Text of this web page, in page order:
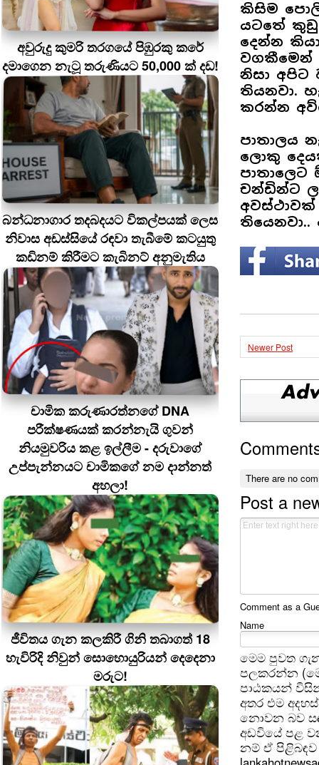
අවුරුදු කුමරි තරගයේ පිඹුරකු කරේ
දමාගෙන නැටූ තරුණියට 50,000 ක් දඩ!
බන්ධනාගාර තදබදයට විකල්පයක් ලෙස
නිවාස අඩස්සියේ රඳවා තැබීමේ කටයුතු
කඩිනම් කිරීමට කැබිනට් අනුමැතිය
චාමික කරුණාරත්නගේ DNA
පරීක්ෂණයක් කරන්නැයි ගුවන්
නියමුවරිය කළ ඉල්ලීම - දරුවාගේ
උප්පැන්නයට චාමිකගේ නම දාන්නත්
අහලා!
ජීවිතය ගැන කලකිරී ගිනි තබාගත් 18
හැවිරිදි නිවුන් සොහොයුරියන් දෙදෙනා
මරුට!
කිසිම
යටතේ
දෙන්න
වගකීමෙන්
නිසා අපිට
තියනවා.
කරන්න
පාතාලය
ලොකු
චන්ඩින්ට
Newer Post
There are no
Post a
Comment as a
Name
මෙම පුවත
පලකරන්න
පාඨකයන්
අතර එම
නොවන බව
අඩවියේ පළ
නම් ඒ පිළිබඳව